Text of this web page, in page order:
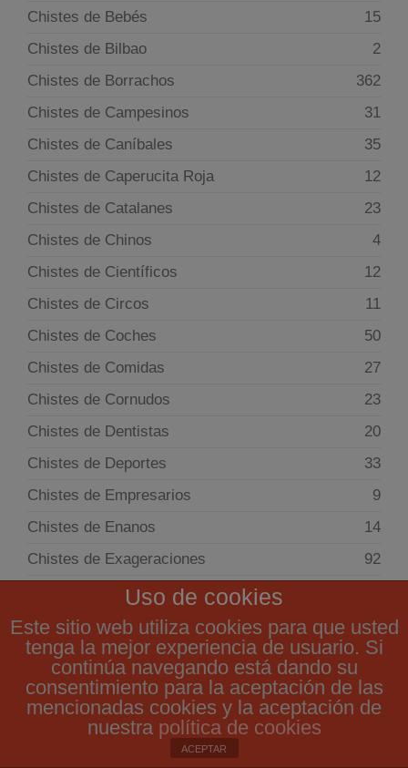
Chistes de Bebés
15
Chistes de Bilbao
2
Chistes de Borrachos
362
Chistes de Campesinos
31
Chistes de Caníbales
35
Chistes de Caperucita Roja
12
Chistes de Catalanes
23
Chistes de Chinos
4
Chistes de Científicos
12
Chistes de Circos
11
Chistes de Coches
50
Chistes de Comidas
27
Chistes de Cornudos
23
Chistes de Dentistas
20
Chistes de Deportes
33
Chistes de Empresarios
9
Chistes de Enanos
14
Chistes de Exageraciones
92
Chistes de Farmacias
Chistes de Funerales
20
Chistes de Gallegos
3
Chistes de gangosos
2
Chistes de Gays
9
Uso de cookies
Este sitio web utiliza cookies para que usted
tenga la mejor experiencia de usuario. Si
continúa navegando está dando su
consentimiento para la aceptación de las
mencionadas cookies y la aceptación de
nuestra política de cookies
ACEPTAR